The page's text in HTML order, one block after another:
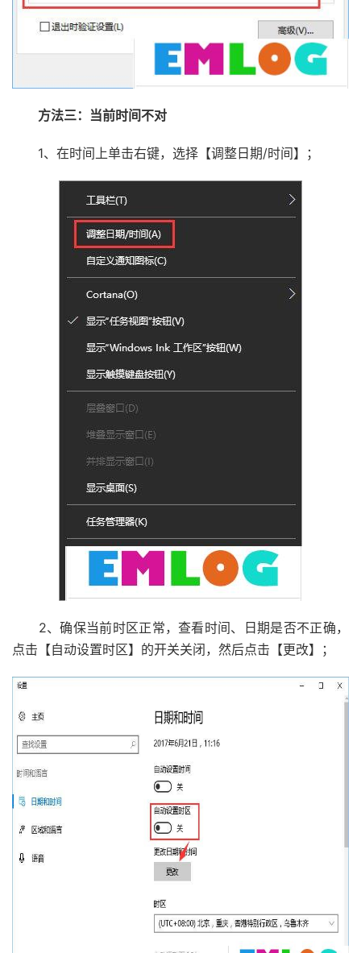
方法三：当前时间不对
1、在时间上单击右键，选择【调整日期/时间】；
2、确保当前时区正常，查看时间、日期是否不正确，
点击【自动设置时区】的开关关闭，然后点击【更改】；